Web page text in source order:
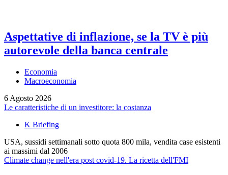
Aspettative di inflazione, se la TV è più
autorevole della banca centrale
Economia
Macroeconomia
6 Agosto 2026
Le caratteristiche di un investitore: la costanza
K Briefing
USA, sussidi settimanali sotto quota 800 mila, vendita case esistenti
ai massimi dal 2006
Climate change nell'era post covid-19. La ricetta dell'FMI